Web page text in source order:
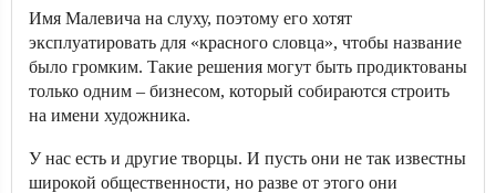
Имя Малевича на слуху, поэтому его хотят
эксплуатировать для «красного словца», чтобы название
было громким. Такие решения могут быть продиктованы
только одним – бизнесом, который собираются строить
на имени художника.
У нас есть и другие творцы. И пусть они не так известны
широкой общественности, но разве от этого они